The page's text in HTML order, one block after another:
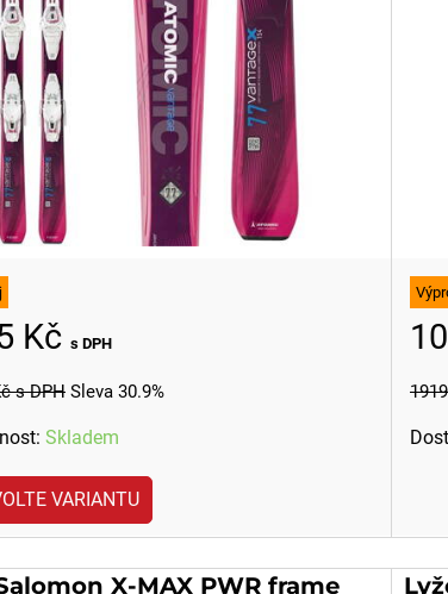
Kč s DPH
s DPH Sleva 30.9%
Skladem
VARIANTU
X-MAX PWR frame